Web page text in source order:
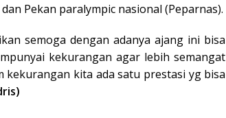
Pekan paralympic nasional (Peparnas).
semoga dengan adanya ajang ini bisa
kekurangan agar lebih semangat
kekurangan kita ada satu prestasi yg bisa